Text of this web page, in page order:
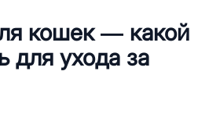
кошек ― какой
для ухода за